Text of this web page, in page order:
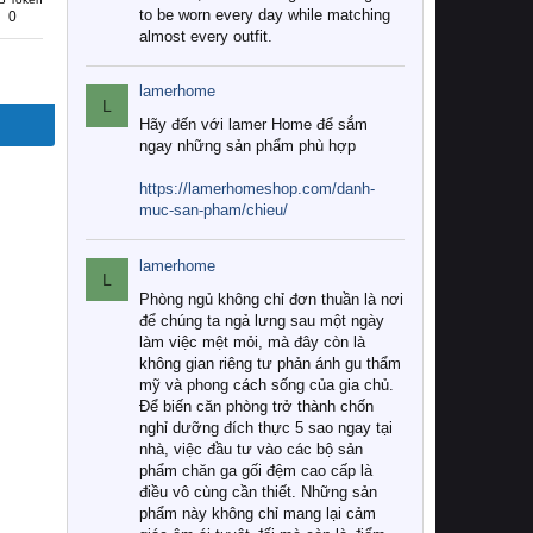
0
to be worn every day while matching
almost every outfit.
L
lamerhome
Hãy đến với lamer Home để sắm
ngay những sản phẩm phù hợp
https://lamerhomeshop.com/danh-
muc-san-pham/chieu/
L
lamerhome
Phòng ngủ không chỉ đơn thuần là nơi
để chúng ta ngả lưng sau một ngày
làm việc mệt mỏi, mà đây còn là
không gian riêng tư phản ánh gu thẩm
mỹ và phong cách sống của gia chủ.
Để biến căn phòng trở thành chốn
nghỉ dưỡng đích thực 5 sao ngay tại
nhà, việc đầu tư vào các bộ sản
phẩm chăn ga gối đệm cao cấp là
điều vô cùng cần thiết. Những sản
phẩm này không chỉ mang lại cảm